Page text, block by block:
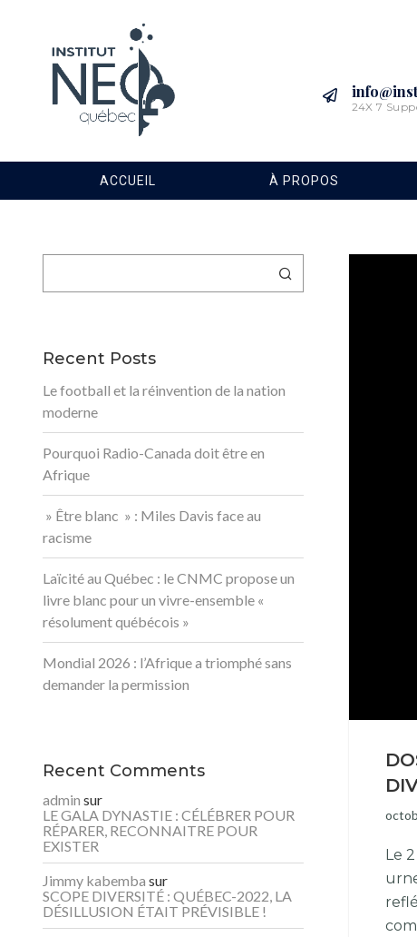
24X 7
ACCUEIL À PROPOS
Le
Recent Posts
Le football et la réinvention de la nation
moderne
Pourquoi Radio-Canada doit être en
Afrique
» Être blanc » : Miles Davis face au
racisme
Laïcité au Québec : le CNMC propose un
livre blanc pour un vivre-ensemble «
résolument québécois »
Mondial 2026 : l’Afrique a triomphé sans
demander la permission
Recent Comments
admin sur
LE GALA DYNASTIE : CÉLÉBRER POUR
RÉPARER, RECONNAITRE POUR
EXISTER
Jimmy kabemba sur
SCOPE DIVERSITÉ : QUÉBEC-2022, LA
DÉSILLUSION ÉTAIT PRÉVISIBLE !